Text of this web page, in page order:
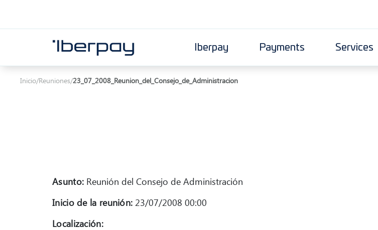
Iberpay
Iberpay Payments Services
Inicio/Reuniones/23_07_2008_Reunion_del_Consejo_de_Administracion
Asunto: Reunión del Consejo de Administración
Inicio de la reunión: 23/07/2008 00:00
Localización: